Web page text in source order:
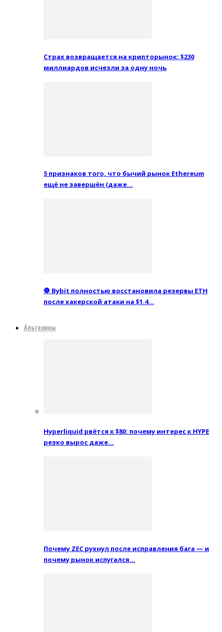
Страх возвращается на крипторынок: $230
миллиардов исчезли за одну ночь
5 признаков того, что бычий рынок Ethereum
ещё не завершён (даже…
🛑 Bybit полностью восстановила резервы ETH
после хакерской атаки на $1.4…
Альткоины
Hyperliquid рвётся к $80: почему интерес к HYPE
резко вырос даже…
Почему ZEC рухнул после исправления бага — и
почему рынок испугался…